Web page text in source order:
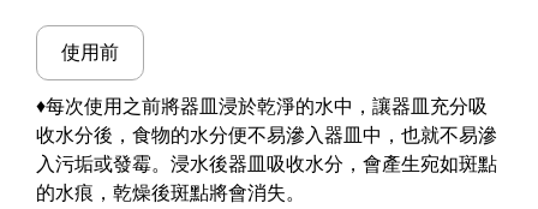
使用前
♦每次使用之前將器皿浸於乾淨的水中，讓器皿充分吸
收水分後，食物的水分便不易滲入器皿中，也就不易滲
入污垢或發霉。浸水後器皿吸收水分，會產生宛如斑點
的水痕，乾燥後斑點將會消失。